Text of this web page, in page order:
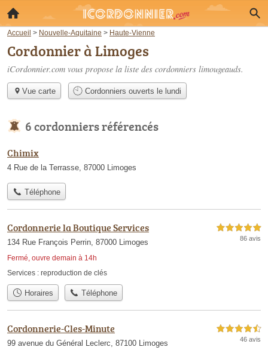
Accueil > Nouvelle-Aquitaine > Haute-Vienne
Cordonnier à Limoges
iCordonnier.com vous propose la liste des cordonniers limougeauds.
Vue carte Cordonniers ouverts le lundi
6 cordonniers référencés
Chimix
4 Rue de la Terrasse, 87000 Limoges
Téléphone
Cordonnerie la Boutique Services
134 Rue François Perrin, 87000 Limoges
Fermé, ouvre demain à 14h
5,0 étoiles sur 5
86 avis
Services : reproduction de clés
Horaires Téléphone
Cordonnerie-Cles-Minute
99 avenue du Général Leclerc, 87100 Limoges
4,5 étoiles sur 5
46 avis